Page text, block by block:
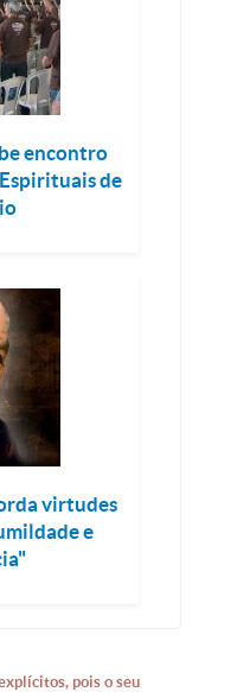
encontro
de
virtudes
e
pois o seu